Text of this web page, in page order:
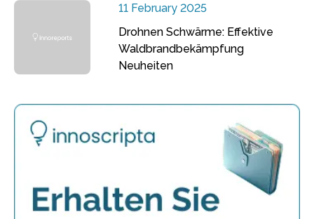
11 February 2025
Drohnen Schwärme: Effektive
Waldbrandbekämpfung
Neuheiten